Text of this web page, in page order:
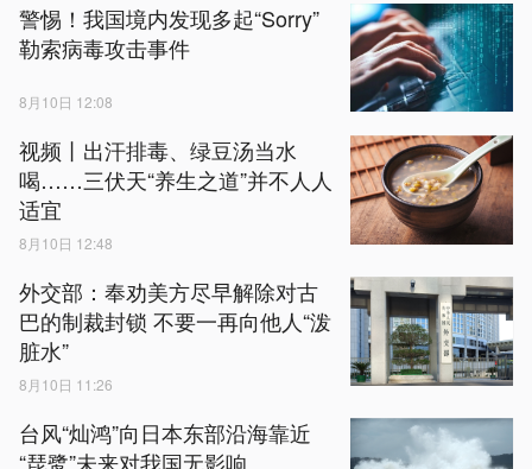
警惕！我国境内发现多起“Sorry”
勒索病毒攻击事件
8月10日 12:08
视频丨出汗排毒、绿豆汤当水
喝……三伏天“养生之道”并不人人
适宜
8月10日 12:48
外交部：奉劝美方尽早解除对古
巴的制裁封锁 不要一再向他人“泼
脏水”
8月10日 11:26
台风“灿鸿”向日本东部沿海靠近
“琵鹭”未来对我国无影响